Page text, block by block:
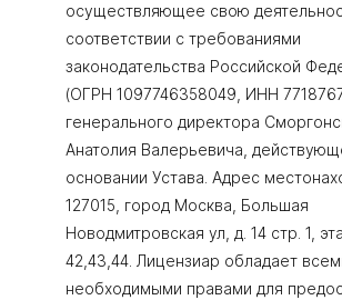
осуществляющее свою
соответствии с требованиями
законодательства Российской
(ОГРН 1097746358049, ИНН
генерального директора
Анатолия Валерьевича,
основании Устава. Адрес
127015, город Москва, Большая
Новодмитровская ул, д. 14 стр. 1,
42,43,44. Лицензиар обладает
необходимыми правами для